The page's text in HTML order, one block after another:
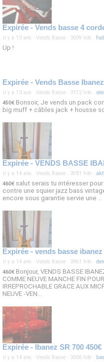
Expirée - Vends basse 4
il y a 13 ans · Vends Basse · 3009 hits ·
Up !
Expirée - Vends Basse
il y a 13 ans · Vends Basse · 3172 hits ·
450€ Bonsoir, Je vends un pack
big muff + câbles jack + housse
Expirée - VENDS BASSE
il y a 14 ans · Vends Basse · 3981 hits ·
460€ salut serais tu intéresser
contre une squier jazz bass
encore sous garantie servie une ...
Expirée - vends basse
il y a 14 ans · Vends Basse · 3861 hits ·
460€ Bonjour, VENDS BASSE
COMME NEUVE MANCHE FIN
IRREPROCHABLE GRACE AUX
NEUVE -VEN...
Expirée - Ibanez SR 700 450€
il y a 14 ans · Vends Basse · 3006 hits ·